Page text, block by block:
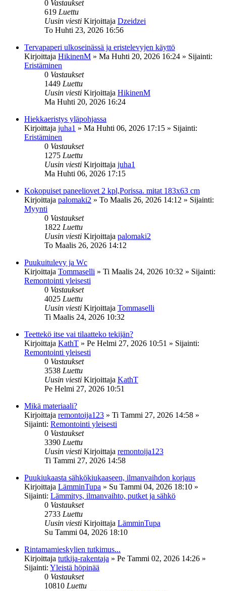
0 Vastaukset
619 Luettu
Uusin viesti Kirjoittaja Dzeidzei
To Huhti 23, 2026 16:56
Tervapaperi ulkoseinässä ja eristelevyjen käyttö
Kirjoittaja HikinenM » Ma Huhti 20, 2026 16:24 » Sijainti:
Eristäminen
0 Vastaukset
1449 Luettu
Uusin viesti Kirjoittaja HikinenM
Ma Huhti 20, 2026 16:24
Hiekkaeristys yläpohjassa
Kirjoittaja juha1 » Ma Huhti 06, 2026 17:15 » Sijainti:
Eristäminen
0 Vastaukset
1275 Luettu
Uusin viesti Kirjoittaja juha1
Ma Huhti 06, 2026 17:15
Kokopuiset paneeliovet 2 kpl,Porissa. mitat 183x63 cm
Kirjoittaja palomaki2 » To Maalis 26, 2026 14:12 » Sijainti:
Myynti
0 Vastaukset
1822 Luettu
Uusin viesti Kirjoittaja palomaki2
To Maalis 26, 2026 14:12
Puukuitulevy ja Wc
Kirjoittaja Tommaselli » Ti Maalis 24, 2026 10:32 » Sijainti:
Remontointi yleisesti
0 Vastaukset
4025 Luettu
Uusin viesti Kirjoittaja Tommaselli
Ti Maalis 24, 2026 10:32
Teettekö itse vai tilaatteko tekijän?
Kirjoittaja KathT » Pe Helmi 27, 2026 10:51 » Sijainti:
Remontointi yleisesti
0 Vastaukset
3538 Luettu
Uusin viesti Kirjoittaja KathT
Pe Helmi 27, 2026 10:51
Mikä materiaali?
Kirjoittaja remontoija123 » Ti Tammi 27, 2026 14:58 »
Sijainti: Remontointi yleisesti
0 Vastaukset
3390 Luettu
Uusin viesti Kirjoittaja remontoija123
Ti Tammi 27, 2026 14:58
Puukiukaasta sähkökiukaaseen, ilmanvaihdon korjaus
Kirjoittaja LämminTupa » Su Tammi 04, 2026 18:10 »
Sijainti: Lämmitys, ilmanvaihto, putket ja sähkö
0 Vastaukset
2733 Luettu
Uusin viesti Kirjoittaja LämminTupa
Su Tammi 04, 2026 18:10
Rintamamieskylien tutkimus...
Kirjoittaja tutkija-rakentaja » Pe Tammi 02, 2026 14:26 »
Sijainti: Yleistä höpinää
0 Vastaukset
10810 Luettu